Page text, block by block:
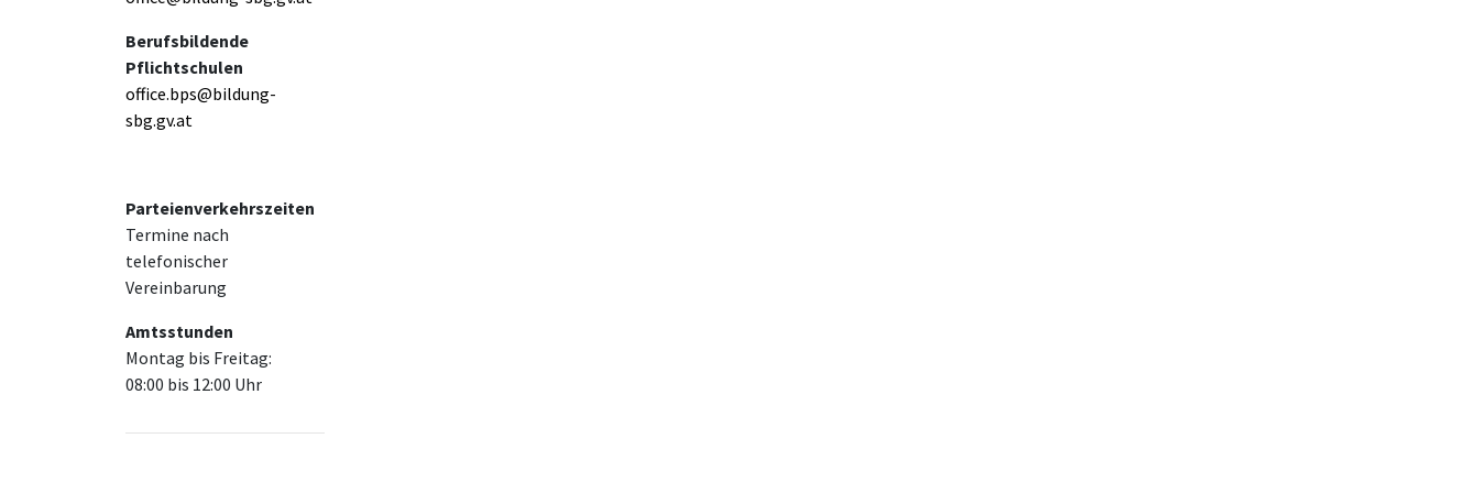
Berufsbildende
Pflichtschulen
office.bps@bildung-
sbg.gv.at
Parteienverkehrszeiten
Termine nach
telefonischer
Vereinbarung
Amtsstunden
Montag bis Freitag:
08:00 bis 12:00 Uhr